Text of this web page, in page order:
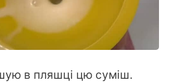
в пляшці цю суміш.